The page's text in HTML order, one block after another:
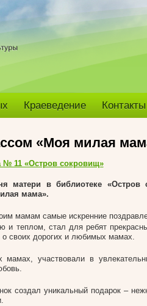
Краеведение Контакты
«Моя милая
№ 11 «Остров сокровищ»
матери в библиотеке «Остров
мама».
мамам самые искренние
и теплом, стал для ребят
своих дорогих и любимых мамах.
мамах, участвовали в
создал уникальный подарок –